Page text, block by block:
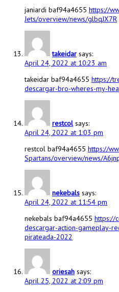
janiardi baf94a4655 https://
Jets/overview/news/glbqJX7R
takeidar says:
April 24, 2022 at 10:23 am
takeidar baf94a4655 https://
descargar-bro-wheres-my-
restcol says:
April 24, 2022 at 1:03 pm
restcol baf94a4655 https://
Spartans/overview/news/
nekebals says:
April 24, 2022 at 11:54 pm
nekebals baf94a4655 https://
descargar-action-gameplay-
pirateada-2022
oriesah says:
April 25, 2022 at 2:09 pm